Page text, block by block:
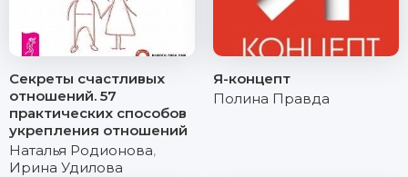
Секреты счастливых
отношений. 57
практических способов
укрепления отношений
Наталья Родионова,
Ирина Удилова
Я-концепт
Полина Правда